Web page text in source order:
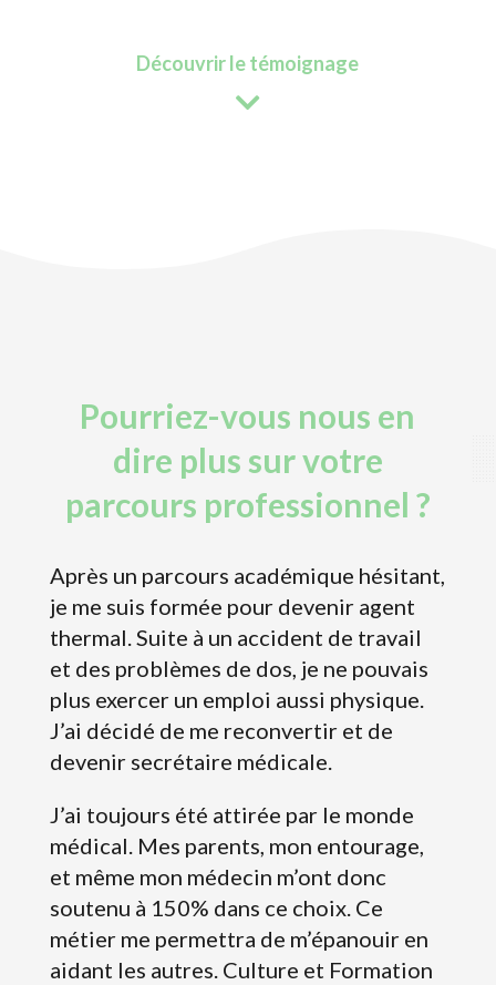
Découvrir le témoignage
Pourriez-vous nous en
dire plus sur votre
parcours professionnel ?
Après un parcours académique hésitant,
je me suis formée pour devenir agent
thermal. Suite à un accident de travail
et des problèmes de dos, je ne pouvais
plus exercer un emploi aussi physique.
J’ai décidé de me reconvertir et de
devenir secrétaire médicale.
J’ai toujours été attirée par le monde
médical. Mes parents, mon entourage,
et même mon médecin m’ont donc
soutenu à 150% dans ce choix. Ce
métier me permettra de m’épanouir en
aidant les autres. Culture et Formation